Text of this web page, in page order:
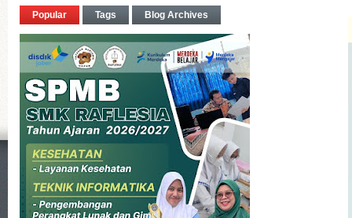
Popular Tags Blog Archives